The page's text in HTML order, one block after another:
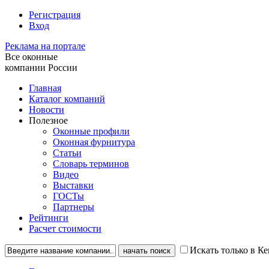
Регистрация
Вход
Реклама на портале
Все оконные
компании России
Главная
Каталог компаний
Новости
Полезное
Оконные профили
Оконная фурнитура
Статьи
Словарь терминов
Видео
Выставки
ГОСТы
Партнеры
Рейтинги
Расчет стоимости
Искать только в